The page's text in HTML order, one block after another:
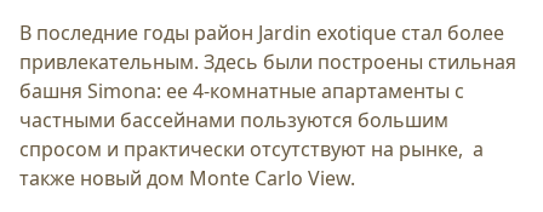
В последние годы район Jardin exotique стал более
привлекательным. Здесь были построены стильная
башня Simona: ее 4-комнатные апартаменты с
частными бассейнами пользуются большим
спросом и практически отсутствуют на рынке, а
также новый дом Monte Carlo View.